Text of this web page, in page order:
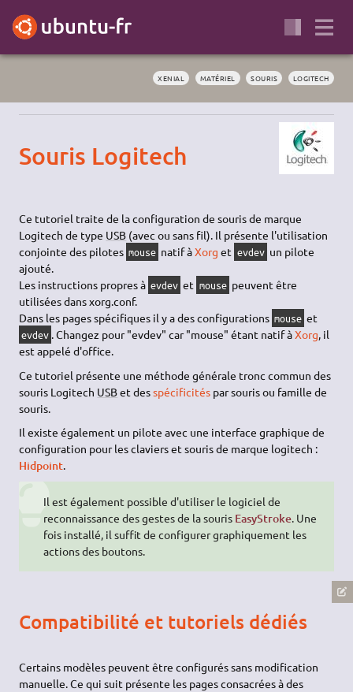
XENIAL MATÉRIEL SOURIS LOGITECH
Souris Logitech
Ce tutoriel traite de la configuration de souris de marque
Logitech de type USB (avec ou sans fil). Il présente l'utilisation
conjointe des pilotes mouse natif àXorg et evdev un pilote
ajouté.
Les instructions propres à evdev et mouse peuvent être
utilisées dans xorg.conf.
Dans les pages spécifiques il y a des configurations mouse et
evdev . Changez pour "evdev" car "mouse" étant natif àXorg, il
est appelé d'office.
Ce tutoriel présente une méthode générale tronc commun des
souris Logitech USBet desspécificités par souris ou famille de
souris.
Il existe également un pilote avec une interface graphique de
configuration pour les claviers et souris de marque logitech :
Hidpoint.
Il est également possible d'utiliser le logiciel de
reconnaissance des gestes de la souris EasyStroke. Une
fois installé, il suffit de configurer graphiquement les
actions des boutons.
Compatibilité et tutoriels dédiés
Certains modèles peuvent être configurés sans modification
manuelle. Ce qui suit présente les pages consacrées à des